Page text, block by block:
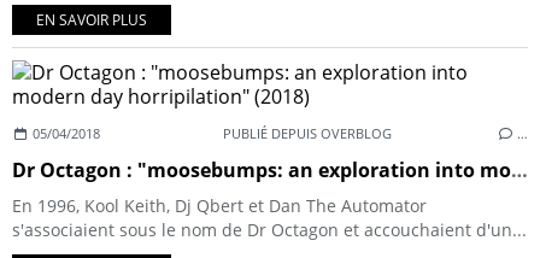
EN SAVOIR PLUS
05/04/2018 PUBLIÉ DEPUIS OVERBLOG …
Dr Octagon : "moosebumps: an exploration into modern day horripilation" (2018)
En 1996, Kool Keith, Dj Qbert et Dan The Automator
s'associaient sous le nom de Dr Octagon et accouchaient d'un...